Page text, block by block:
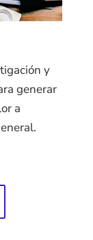
y
generar
a